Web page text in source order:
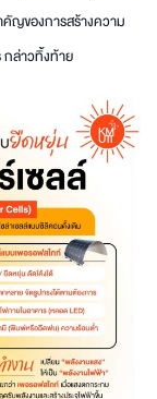
ญของการสร้างความ
ล่าวทิ้งท้าย